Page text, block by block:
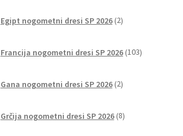
Egipt nogometni dresi SP 2026 2izdelka
Francija nogometni dresi SP 2026 103izdelki
Gana nogometni dresi SP 2026 2izdelka
Grčija nogometni dresi SP 2026 8izdelkov